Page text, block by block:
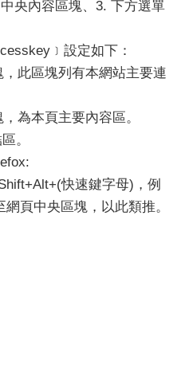
央內容區塊、3. 下方選單
設定如下：
此區塊列有本網站主要連
為本頁主要內容區。
。
快速鍵字母)，例
頁中央區塊，以此類推。